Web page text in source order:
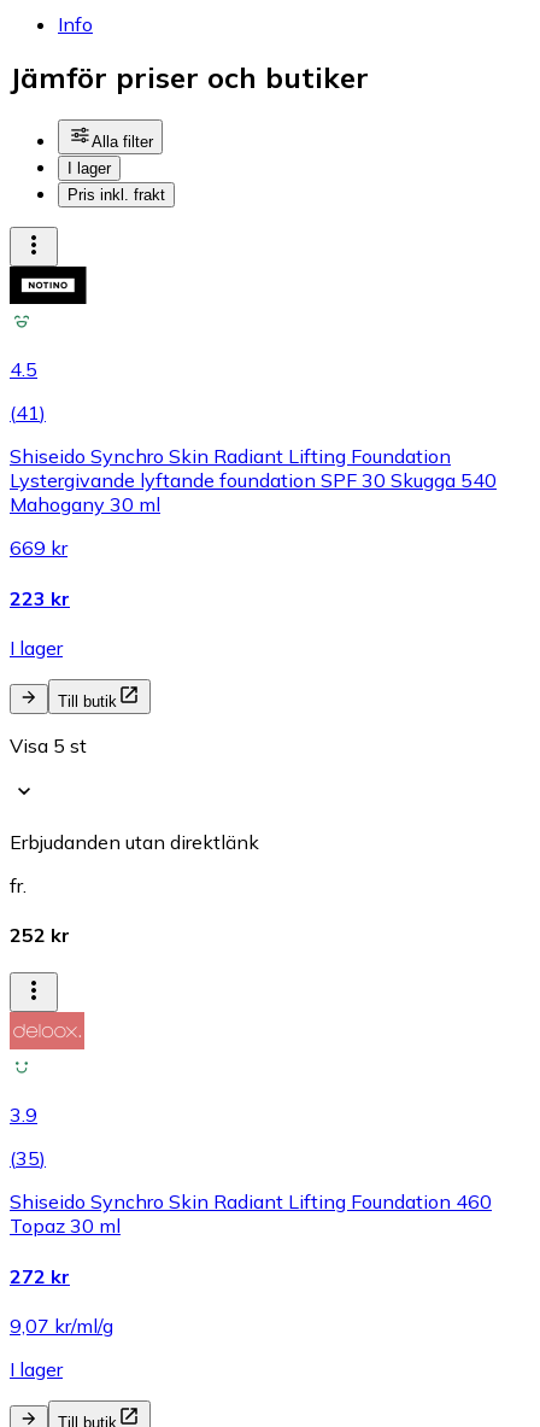
Info
Jämför priser och butiker
Alla filter
I lager
Pris inkl. frakt
4.5
(41)
Shiseido Synchro Skin Radiant Lifting Foundation
Lystergivande lyftande foundation SPF 30 Skugga 540
Mahogany 30 ml
669 kr
223 kr
I lager
Till butik
Visa 5 st
Erbjudanden utan direktlänk
fr.
252 kr
3.9
(35)
Shiseido Synchro Skin Radiant Lifting Foundation 460
Topaz 30 ml
272 kr
9,07 kr/ml/g
I lager
Till butik